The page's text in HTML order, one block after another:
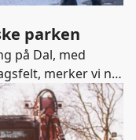
parken
på Dal, med
merker vi nå
elektriske
Wilhelmsen i